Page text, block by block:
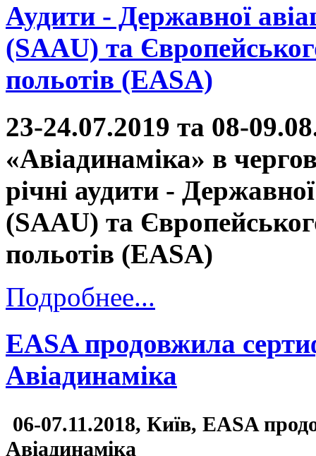
Аудити - Державної
(SAAU) та
польотів (EASA)
23-24.07.2019 та 08-
«Авіадинаміка» в
річні аудити -
(SAAU) та
польотів (EASA)
Подробнее...
EASA продовжила
Авіадинаміка
06-07.11.2018, Київ, EASA
Авіадинаміка